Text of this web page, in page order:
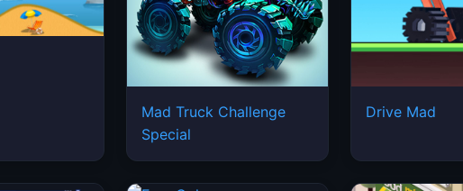
Mad Truck Challenge
Special
Drive Mad